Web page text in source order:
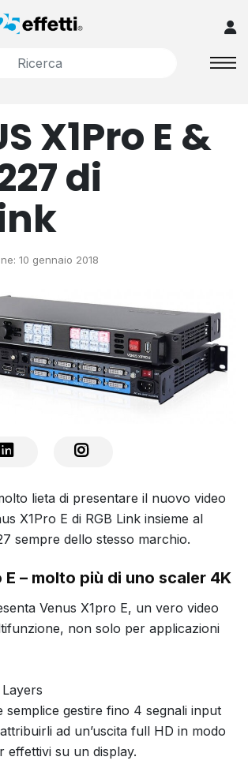
X1Pro E &
di
10 gennaio 2018
lieta di presentare il nuovo video
X1Pro E di RGB Link insieme al
sempre dello stesso marchio.
E – molto più di uno scaler 4K
Venus X1pro E, un vero video
non solo per applicazioni
semplice gestire fino 4 segnali input
ad un’uscita full HD in modo
effettivi su un display.